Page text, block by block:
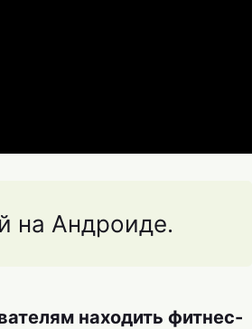
на Андроиде.
находить фитнес-